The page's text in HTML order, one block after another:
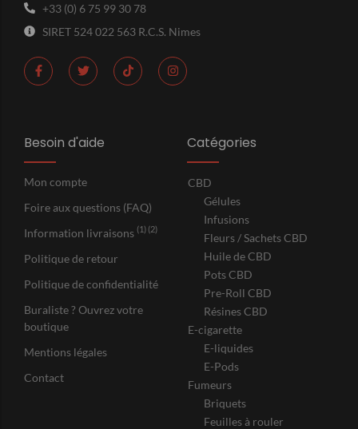
+33 (0) 6 75 99 30 78
SIRET 524 022 563 R.C.S. Nimes
Besoin d'aide
Mon compte
Foire aux questions (FAQ)
Information livraisons (1) (2)
Politique de retour
Politique de confidentialité
Buraliste ? Ouvrez votre
boutique
Mentions légales
Contact
Catégories
CBD
Gélules
Infusions
Fleurs / Sachets CBD
Huile de CBD
Pots CBD
Pre-Roll CBD
Résines CBD
E-cigarette
E-liquides
E-Pods
Fumeurs
Briquets
Feuilles à rouler